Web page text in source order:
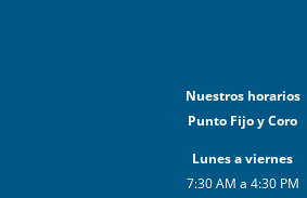
Nuestros horarios
Punto Fijo y Coro
Lunes a viernes
7:30 AM a 4:30 PM